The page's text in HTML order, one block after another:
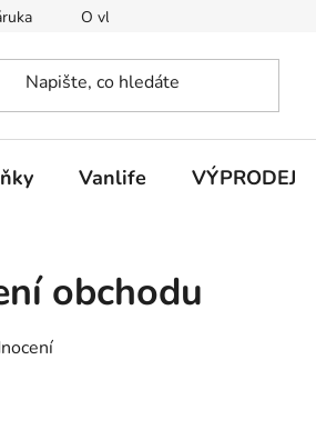
O vlně Merino
Vanlife VÝPRODEJ
obchodu